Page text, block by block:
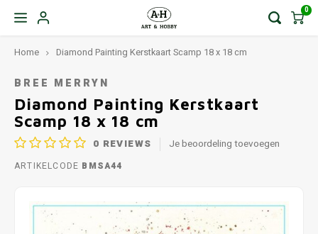
0
Home Diamond Painting Kerstkaart Scamp 18 x 18 cm
BREE MERRYN
Diamond Painting Kerstkaart
Scamp 18 x 18 cm
0 REVIEWS Je beoordeling toevoegen
ARTIKELCODE BMSA44